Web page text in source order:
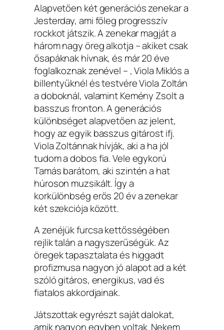
Alapvetően két generációs zenekar a
Jesterday, ami főleg progresszív
rockkot játszik. A zenekar magját a
három nagy öreg alkotja – akiket csak
ősapáknak hívnak, és már 20 éve
foglalkoznak zenével – , Viola Miklós a
billentyűknél és testvére Viola Zoltán
a doboknál, valamint Kemény Zsolt a
basszus fronton. A generációs
különbséget alapvetően az jelent,
hogy az egyik basszus gitárost ifj.
Viola Zoltánnak hívják, aki a ha jól
tudom a dobos fia. Vele egykorú
Tamás barátom, aki szintén a hat
húroson muzsikált. Így a
korkülönbség erős 20 év a zenekar
két szekciója között.
A zenéjük furcsa kettősségében
rejlik talán a nagyszerűségük. Az
öregek tapasztalata és higgadt
profizmusa nagyon jó alapot ad a két
szóló gitáros, energikus, vad és
fiatalos akkordjainak.
Játszottak egyrészt saját dalokat,
amik nagyon egyben voltak. Nekem